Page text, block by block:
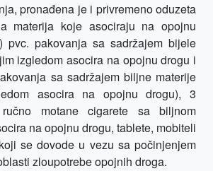
pronađena je i privremeno oduzeta
materija koje asociraju na opojnu
pvc. pakovanja sa sadržajem bijele
izgledom asocira na opojnu drogu i
sa sadržajem biljne materije
asocira na opojnu drogu), 3
motane cigarete sa biljnom
na opojnu drogu, tablete, mobiteli
se dovode u vezu sa počinjenjem
zloupotrebe opojnih droga.